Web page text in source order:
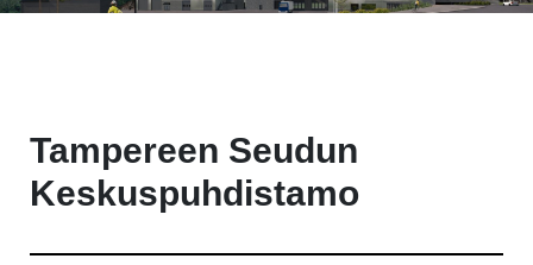
Tampereen Seudun
Keskuspuhdistamo